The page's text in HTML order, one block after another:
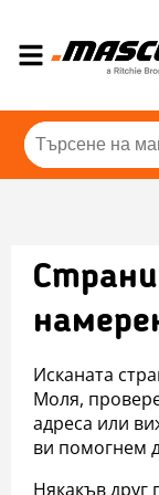
Исканата
Моля,
адреса или
ви помогнем
Някакъв